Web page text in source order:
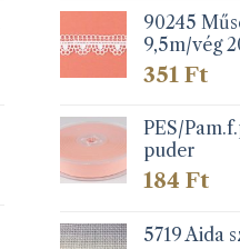
90245
9,5m/vég
351Ft
PES/
puder
184Ft
5719 Aida